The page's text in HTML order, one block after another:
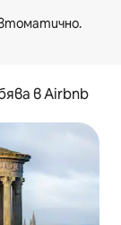
в Airbnb